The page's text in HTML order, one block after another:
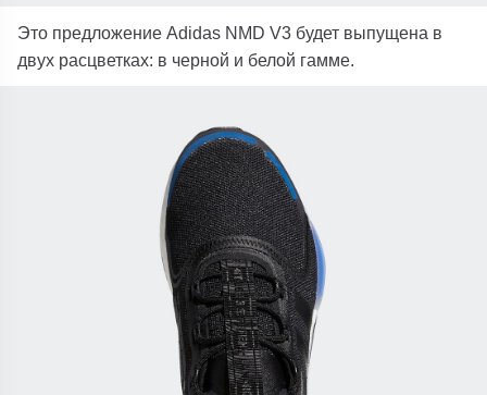
Это предложение Adidas NMD V3 будет выпущена в
двух расцветках: в черной и белой гамме.